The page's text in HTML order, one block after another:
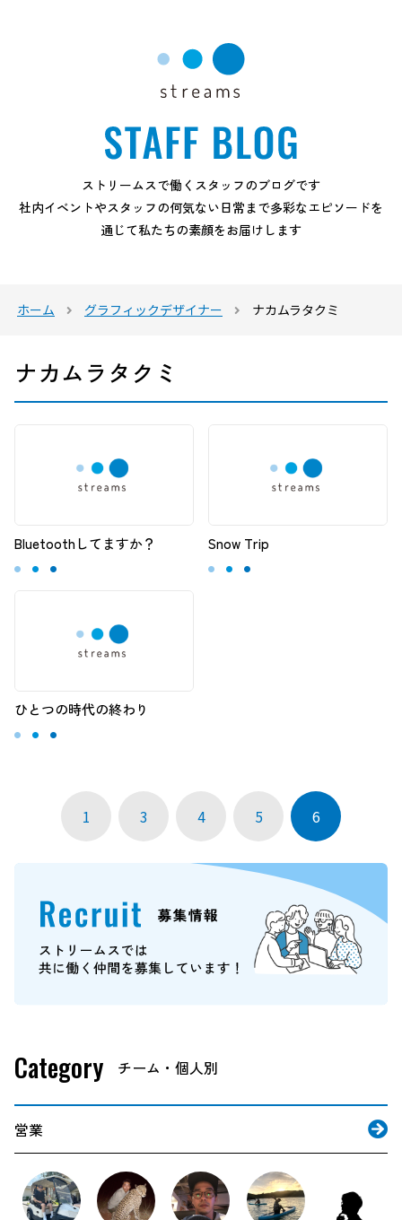
ストリームスで働くスタッフのブログです
社内イベントやスタッフの何気ない日常まで多彩なエピソードを
通じて私たちの素顔をお届けします
ホーム グラフィックデザイナー ナカムラタクミ
ナカムラタクミ
Bluetoothしてますか？ Snow Trip
ひとつの時代の終わり
1 3 4 5 6
Category
営業